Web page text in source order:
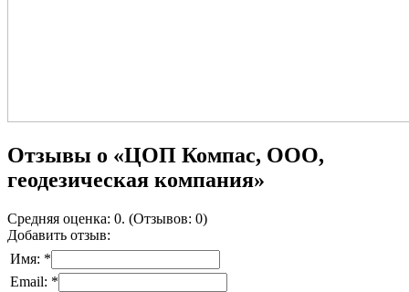
Отзывы о «ЦОП Компас, ООО,
геодезическая компания»
Средняя оценка: 0. (Отзывов: 0)
Добавить отзыв:
Имя: *
Email: *